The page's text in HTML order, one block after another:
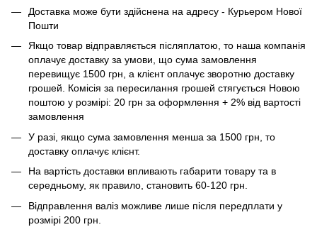
Доставка може бути здійснена на адресу - Курьером Нової
Пошти
Якщо товар відправляється післяплатою, то наша компанія
оплачує доставку за умови, що сума замовлення
перевищує 1500 грн, а клієнт оплачує зворотню доставку
грошей. Комісія за пересилання грошей стягується Новою
поштою у розмірі: 20 грн за оформлення + 2% від вартості
замовлення
У разі, якщо сума замовлення менша за 1500 грн, то
доставку оплачує клієнт.
На вартість доставки впливають габарити товару та в
середньому, як правило, становить 60-120 грн.
Відправлення валіз можливе лише після передплати у
розмірі 200 грн.